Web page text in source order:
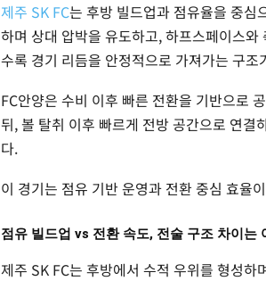
제주 SK FC는 후방 빌드업과 점유율을 중심
하며 상대 압박을 유도하고, 하프스페이스
수록 경기 리듬을 안정적으로 가져가는 구조
FC안양은 수비 이후 빠른 전환을 기반으로
뒤, 볼 탈취 이후 빠르게 전방 공간으로 연결
다.
이 경기는 점유 기반 운영과 전환 중심 효율
점유 빌드업 vs 전환 속도, 전술 구조 차이는
제주 SK FC는 후방에서 수적 우위를 형성